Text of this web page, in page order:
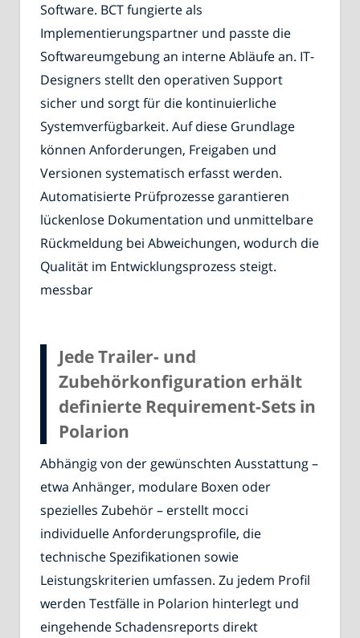
Software. BCT fungierte als
Implementierungspartner und passte die
Softwareumgebung an interne Abläufe an. IT-
Designers stellt den operativen Support
sicher und sorgt für die kontinuierliche
Systemverfügbarkeit. Auf diese Grundlage
können Anforderungen, Freigaben und
Versionen systematisch erfasst werden.
Automatisierte Prüfprozesse garantieren
lückenlose Dokumentation und unmittelbare
Rückmeldung bei Abweichungen, wodurch die
Qualität im Entwicklungsprozess steigt.
messbar
Jede Trailer- und
Zubehörkonfiguration erhält
definierte Requirement-Sets in
Polarion
Abhängig von der gewünschten Ausstattung –
etwa Anhänger, modulare Boxen oder
spezielles Zubehör – erstellt mocci
individuelle Anforderungsprofile, die
technische Spezifikationen sowie
Leistungskriterien umfassen. Zu jedem Profil
werden Testfälle in Polarion hinterlegt und
eingehende Schadensreports direkt